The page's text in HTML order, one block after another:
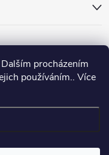
procházením
používáním.. Více
práva vyhrazena.